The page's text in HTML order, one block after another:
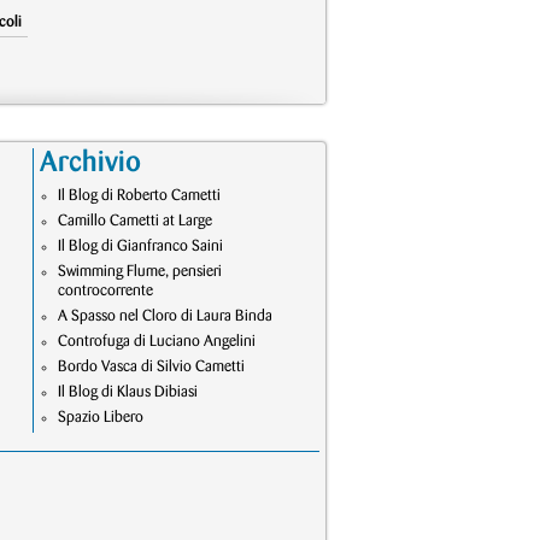
Archivio
Il Blog di Roberto Cametti
Camillo Cametti at Large
Il Blog di Gianfranco Saini
Swimming Flume, pensieri
controcorrente
A Spasso nel Cloro di Laura Binda
Controfuga di Luciano Angelini
Bordo Vasca di Silvio Cametti
Il Blog di Klaus Dibiasi
Spazio Libero